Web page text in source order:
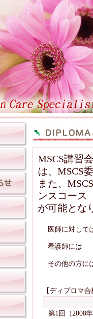
MSCS講習
は、MSCS
また、
ンスコース
が可能とな
医師に対して
看護師には
その他の方に
【ディプロマ
第1回（2008